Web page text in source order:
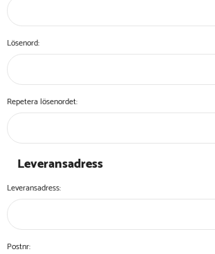
Lösenord:
Repetera lösenordet:
Leveransadress
Leveransadress:
Postnr: